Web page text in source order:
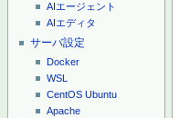
AIエージェント
AIエディタ
サーバ設定
Docker
WSL
CentOS Ubuntu
Apache